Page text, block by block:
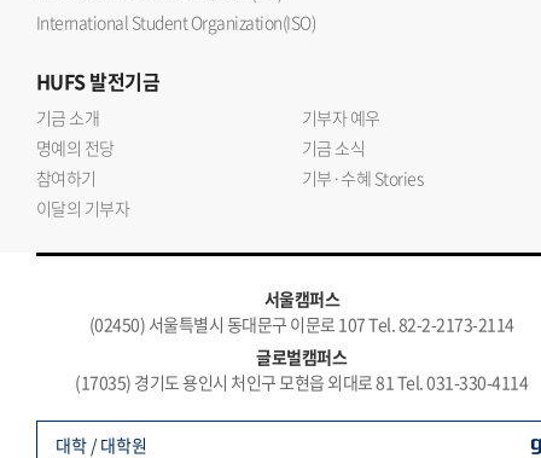
International Student Organization(ISO)
HUFS발전기금
기금 소개
기부자 예우
명예의 전당
기금 소식
참여하기
기부·수혜 Stories
이달의 기부자
서울캠퍼스
(02450) 서울특별시 동대문구 이문로 107 Tel. 82-2-2173-2114
글로벌캠퍼스
(17035) 경기도 용인시 처인구 모현읍 외대로 81 Tel. 031-330-4114
대학 / 대학원